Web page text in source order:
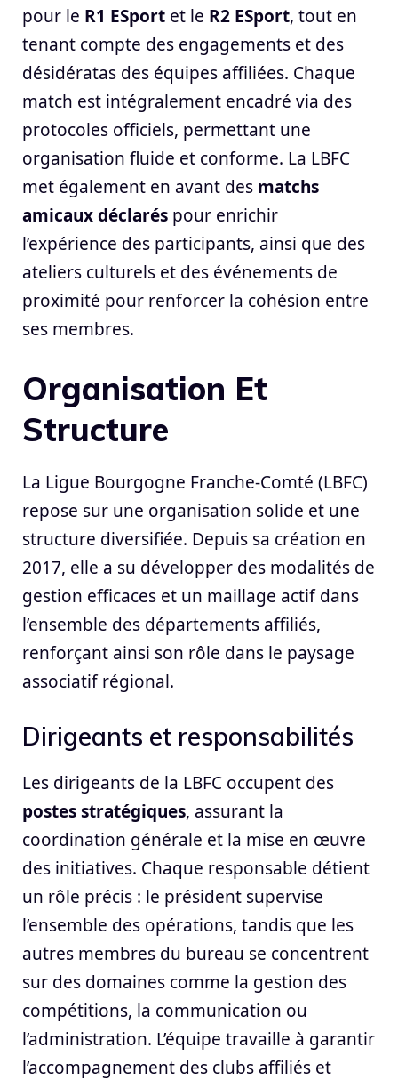
pour le R1 ESport et le R2 ESport, tout en
tenant compte des engagements et des
désidératas des équipes affiliées. Chaque
match est intégralement encadré via des
protocoles officiels, permettant une
organisation fluide et conforme. La LBFC
met également en avant des matchs
amicaux déclarés pour enrichir
l’expérience des participants, ainsi que des
ateliers culturels et des événements de
proximité pour renforcer la cohésion entre
ses membres.
Organisation Et
Structure
La Ligue Bourgogne Franche-Comté (LBFC)
repose sur une organisation solide et une
structure diversifiée. Depuis sa création en
2017, elle a su développer des modalités de
gestion efficaces et un maillage actif dans
l’ensemble des départements affiliés,
renforçant ainsi son rôle dans le paysage
associatif régional.
Dirigeants et responsabilités
Les dirigeants de la LBFC occupent des
postes stratégiques, assurant la
coordination générale et la mise en œuvre
des initiatives. Chaque responsable détient
un rôle précis : le président supervise
l’ensemble des opérations, tandis que les
autres membres du bureau se concentrent
sur des domaines comme la gestion des
compétitions, la communication ou
l’administration. L’équipe travaille à garantir
l’accompagnement des clubs affiliés et